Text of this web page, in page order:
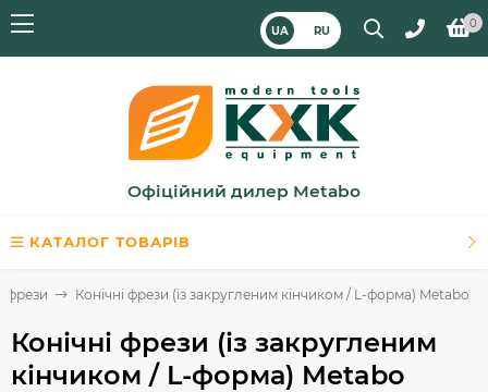
UA RU
0
Офіційний дилер Metabo
КАТАЛОГ ТОВАРІВ
фрези Конічні фрези (із закругленим кінчиком / L-форма) Metabo
Конічні фрези (із закругленим
кінчиком / L-форма) Metabo